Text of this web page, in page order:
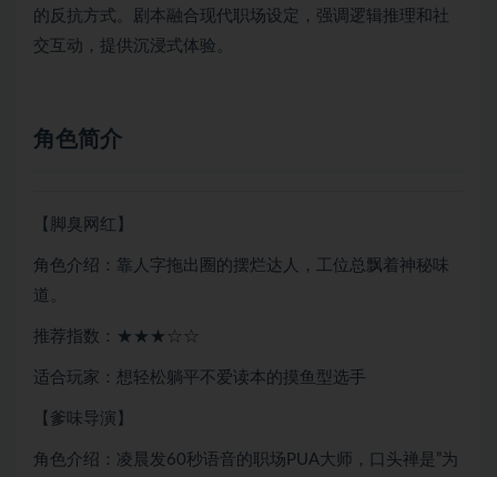
的反抗方式。剧本融合现代职场设定，强调逻辑推理和社
交互动，提供沉浸式体验。
角色简介
【脚臭网红】
角色介绍：靠人字拖出圈的摆烂达人，工位总飘着神秘味
道。
推荐指数：★★★☆☆
适合玩家：想轻松躺平不爱读本的摸鱼型选手
【爹味导演】
角色介绍：凌晨发60秒语音的职场PUA大师，口头禅是”为